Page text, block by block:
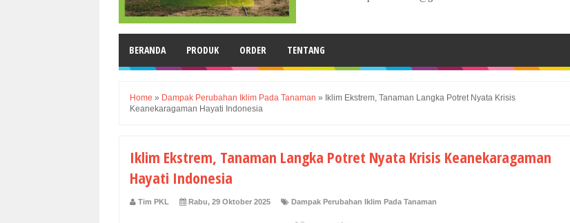
BERANDA PRODUK ORDER TENTANG
Home » Dampak Perubahan Iklim Pada Tanaman »
Iklim Ekstrem, Tanaman Langka Potret Nyata Krisis
Keanekaragaman Hayati Indonesia
Iklim Ekstrem, Tanaman Langka Potret Nyata Krisis Keanekaragaman
Hayati Indonesia
Tim PKL Rabu, 29 Oktober 2025 Dampak Perubahan Iklim Pada Tanaman